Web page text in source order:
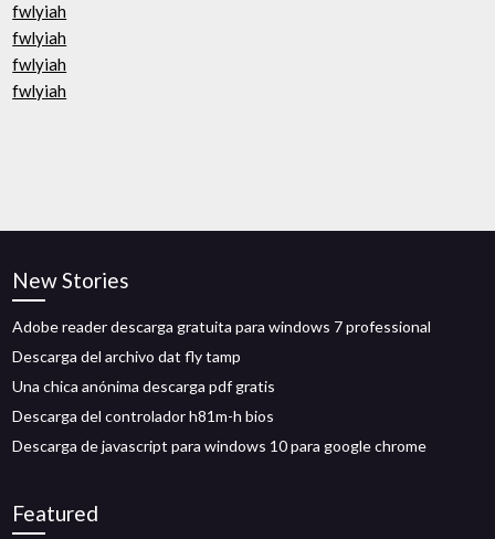
fwlyiah
fwlyiah
fwlyiah
fwlyiah
New Stories
Adobe reader descarga gratuita para windows 7 professional
Descarga del archivo dat fly tamp
Una chica anónima descarga pdf gratis
Descarga del controlador h81m-h bios
Descarga de javascript para windows 10 para google chrome
Featured